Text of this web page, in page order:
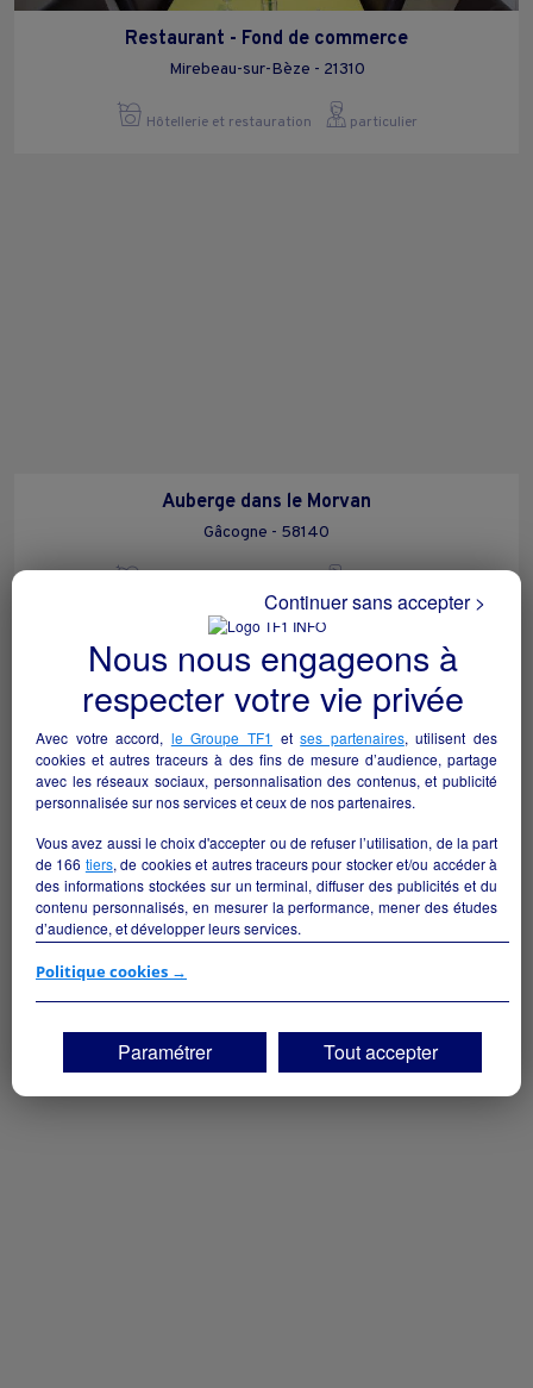
Restaurant - Fond de commerce
Mirebeau-sur-Bèze - 21310
Hôtellerie et restauration particulier
Auberge dans le Morvan
Gâcogne - 58140
Hôtellerie et restauration particulier
Nous nous engageons à
respecter votre vie privée
Avec votre accord, le Groupe TF1 etses partenaires, utilisent des
cookies et autres traceurs à des fins de mesure d’audience, partage
avec les réseaux sociaux, personnalisation des contenus, et publicité
personnalisée sur nos services et ceux de nos partenaires.
Vous avez aussi le choix d'accepter ou de refuser l’utilisation, de la part
de 166 tiers, de cookies et autres traceurs pour stocker et/ou accéder à
des informations stockées sur un terminal, diffuser des publicités et du
contenu personnalisés, en mesurer la performance, mener des études
d’audience, et développer leurs services.
Si vous continuez sans accepter, les fonctionnalités liées à la
vos centres d'intérêt. Seuls lescookies/traceurs techniquesseront
déposés et lus sur votre terminal.
Vous pouvez exprimer vos choix en cliquant sur "Tout accepter",
Politique cookies →
Paramétrer
Continuer sans accepter >
Tout accepter